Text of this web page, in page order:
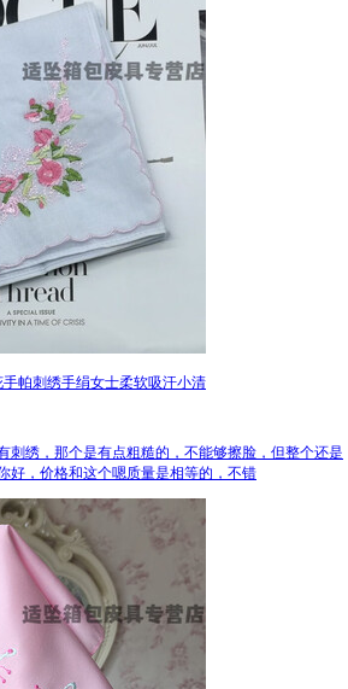
帕刺绣手绢女士柔软吸汗小清
刺绣，那个是有点粗糙的，不能够擦脸，但整个还是
好，价格和这个嗯质量是相等的，不错